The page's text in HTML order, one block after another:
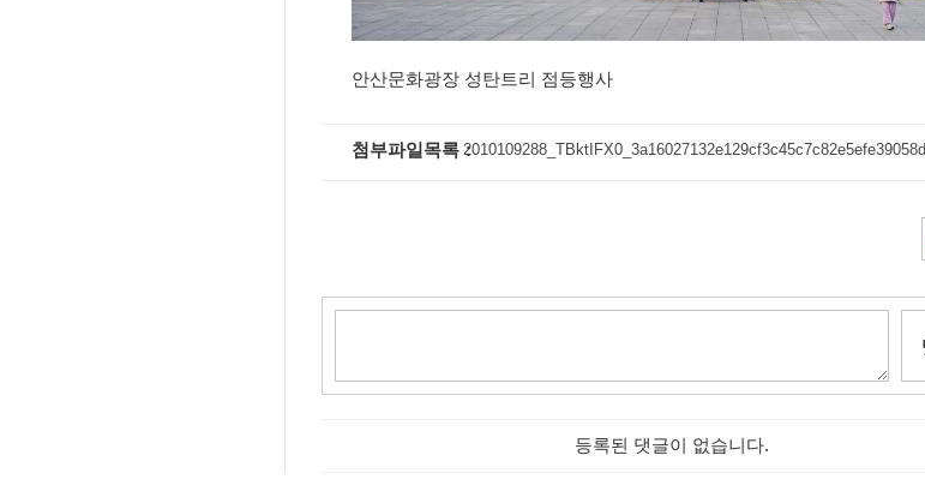
안산문화광장 성탄트리 점등행사
첨부파일목록
등록된 댓글이 없습니다.
벚꽃 흩날리는 안산시...'올해는 사진
2020년 가장 큰 "보름달"이 떴다.
시화나래휴게소
안산 초지동 화정